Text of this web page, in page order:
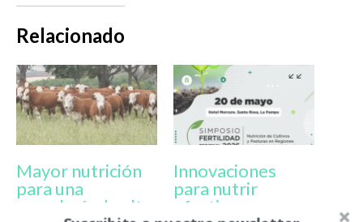
Relacionado
Mayor nutrición
para una
ganadería de alta
Innovaciones
para nutrir
efectiva y